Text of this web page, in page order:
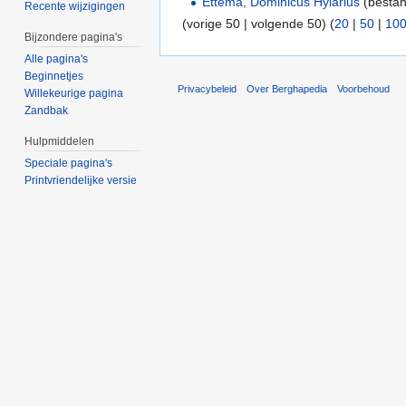
(vorige 50 | volgende 50) (20 | 50 | 100
Recente wijzigingen
Bijzondere pagina's
Alle pagina's
Beginnetjes
Willekeurige pagina
Zandbak
Hulpmiddelen
Speciale pagina's
Printvriendelijke versie
Privacybeleid Over Berghapedia Voorbehoud